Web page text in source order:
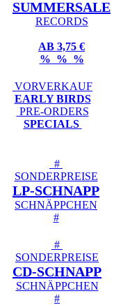
SUMMERSALE
RECORDS
AB 3,75 €
% % %
VORVERKAUF
EARLY BIRDS
PRE-ORDERS
SPECIALS
#
SONDERPREISE
LP-SCHNAPP
SCHNÄPPCHEN
#
#
SONDERPREISE
CD-SCHNAPP
SCHNÄPPCHEN
#